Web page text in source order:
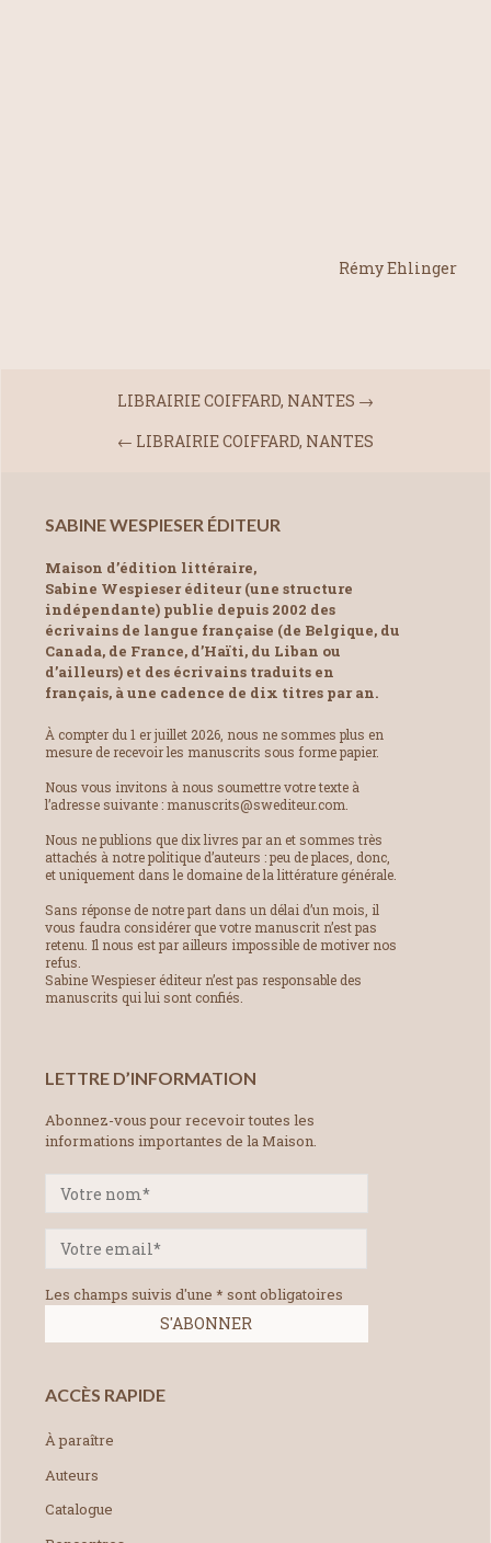
Rémy Ehlinger
LIBRAIRIE COIFFARD, NANTES →
← LIBRAIRIE COIFFARD, NANTES
SABINE WESPIESER ÉDITEUR
Maison d’édition littéraire,
Sabine Wespieser éditeur (une structure
indépendante) publie depuis 2002 des
écrivains de langue française (de Belgique, du
Canada, de France, d’Haïti, du Liban ou
d’ailleurs) et des écrivains traduits en
français, à une cadence de dix titres par an.
À compter du 1 er juillet 2026, nous ne sommes plus en
mesure de recevoir les manuscrits sous forme papier.
Nous vous invitons à nous soumettre votre texte à
l’adresse suivante : manuscrits@swediteur.com.
Nous ne publions que dix livres par an et sommes très
attachés à notre politique d’auteurs : peu de places, donc,
et uniquement dans le domaine de la littérature générale.
Sans réponse de notre part dans un délai d’un mois, il
vous faudra considérer que votre manuscrit n’est pas
retenu. Il nous est par ailleurs impossible de motiver nos
refus.
Sabine Wespieser éditeur n’est pas responsable des
manuscrits qui lui sont confiés.
LETTRE D’INFORMATION
Abonnez-vous pour recevoir toutes les
informations importantes de la Maison.
Les champs suivis d'une * sont obligatoires
ACCÈS RAPIDE
À paraître
Auteurs
Catalogue